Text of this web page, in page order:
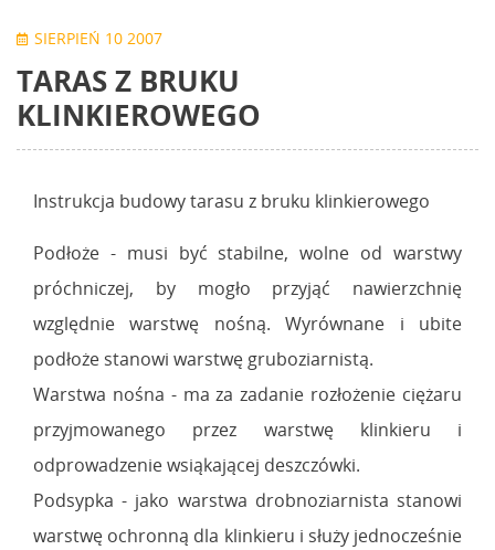
SIERPIEŃ 10 2007
TARAS Z BRUKU
KLINKIEROWEGO
Instrukcja budowy tarasu z bruku klinkierowego
Podłoże - musi być stabilne, wolne od warstwy
próchniczej, by mogło przyjąć nawierzchnię
względnie warstwę nośną. Wyrównane i ubite
podłoże stanowi warstwę gruboziarnistą.
Warstwa nośna - ma za zadanie rozłożenie ciężaru
przyjmowanego przez warstwę klinkieru i
odprowadzenie wsiąkającej deszczówki.
Podsypka - jako warstwa drobnoziarnista stanowi
warstwę ochronną dla klinkieru i służy jednocześnie